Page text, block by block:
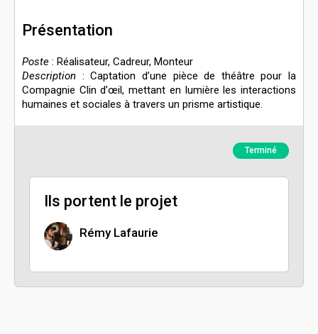
Présentation
Poste : Réalisateur, Cadreur, Monteur
Description : Captation d’une pièce de théâtre pour la
Compagnie Clin d’œil, mettant en lumière les interactions
humaines et sociales à travers un prisme artistique.
Terminé
Ils portent le projet
Rémy Lafaurie